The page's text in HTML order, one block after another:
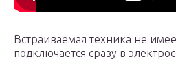
Встраиваемая техника не
подключается сразу в